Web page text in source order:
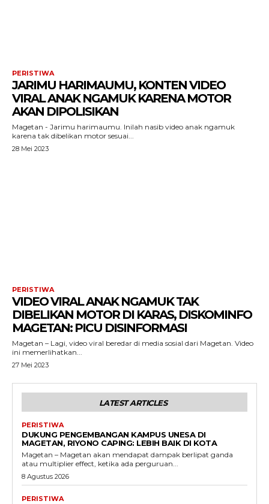
PERISTIWA
JARIMU HARIMAUMU, KONTEN VIDEO
VIRAL ANAK NGAMUK KARENA MOTOR
AKAN DIPOLISIKAN
Magetan - Jarimu harimaumu. Inilah nasib video anak ngamuk
karena tak dibelikan motor sesuai...
28 Mei 2023
PERISTIWA
VIDEO VIRAL ANAK NGAMUK TAK
DIBELIKAN MOTOR DI KARAS, DISKOMINFO
MAGETAN: PICU DISINFORMASI
Magetan – Lagi, video viral beredar di media sosial dari Magetan. Video
ini memerlihatkan...
27 Mei 2023
LATEST ARTICLES
PERISTIWA
DUKUNG PENGEMBANGAN KAMPUS UNESA DI
MAGETAN, RIYONO CAPING: LEBIH BAIK DI KOTA
Magetan – Magetan akan mendapat dampak berlipat ganda
atau multiplier effect, ketika ada perguruan...
8 Agustus 2026
PERISTIWA